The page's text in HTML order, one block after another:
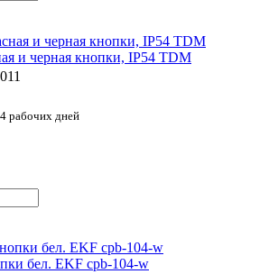
и черная кнопки, IP54 TDM
рабочих дней
бел. EKF cpb-104-w